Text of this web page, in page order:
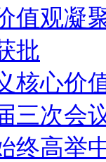
值观凝
批
核心价
三次会
终高举